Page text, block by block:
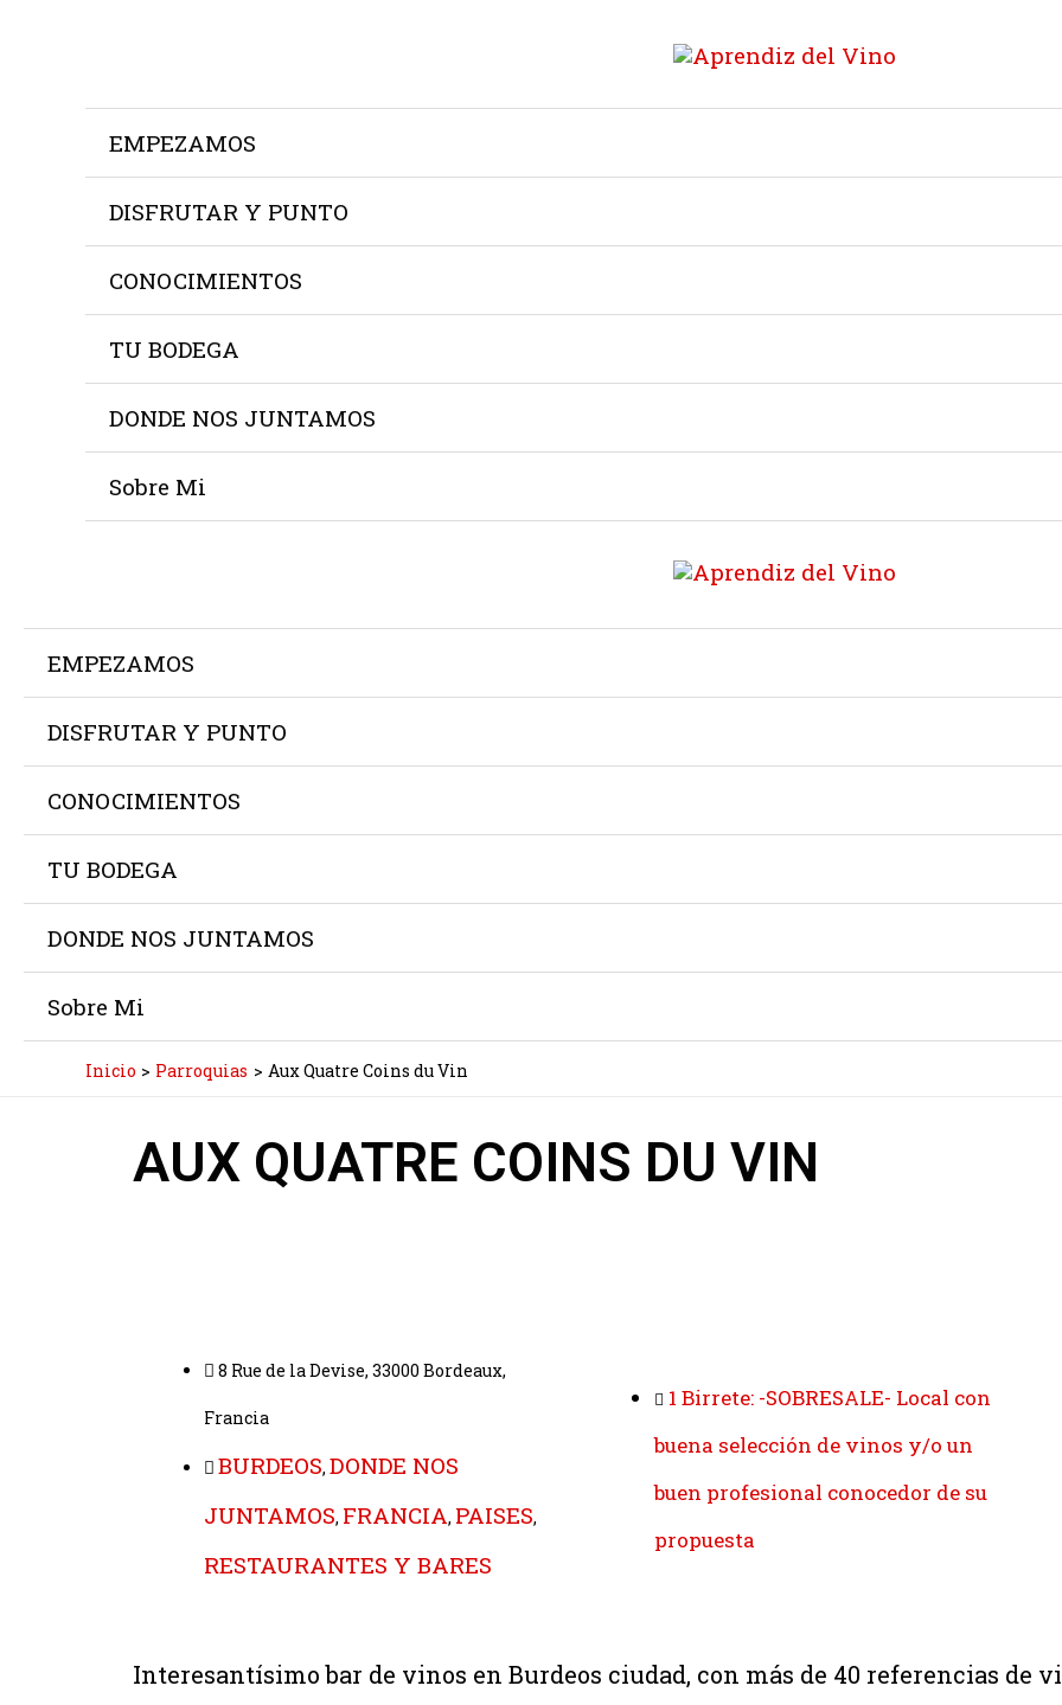
contenidoEMPEZAMOS
DISFRUTAR Y PUNTO
CONOCIMIENTOS
TU BODEGA
DONDE NOS JUNTAMOS
Sobre Mi
EMPEZAMOS
DISFRUTAR Y PUNTO
CONOCIMIENTOS
TU BODEGA
DONDE NOS JUNTAMOS
Sobre Mi
Inicio Parroquias Aux Quatre Coins du Vin
AUX QUATRE COINS DU VIN
8 Rue de la Devise, 33000 Bordeaux,
Francia
BURDEOS, DONDE NOS
JUNTAMOS, FRANCIA, PAISES,
RESTAURANTES Y BARES
1 Birrete: -SOBRESALE- Local con
buena selección de vinos y/o un
buen profesional conocedor de su
propuesta
Interesantísimo bar de vinos en Burdeos ciudad, con más de 40 referencias de